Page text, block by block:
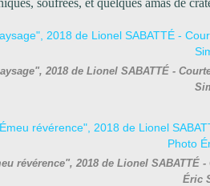
soufrées, et quelques amas de
2018 de Lionel SABATTÉ -
révérence", 2018 de Lionel SABATTÉ
Éric